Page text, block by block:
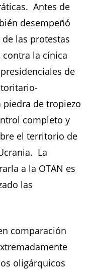
Antes de
desempeñó
las protestas
la cínica
de
piedra de tropiezo
completo y
el territorio de
La
a la OTAN es
las
comparación
oligárquicos